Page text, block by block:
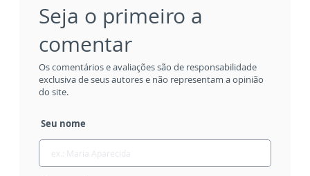
Seja o primeiro a
comentar
Os comentários e avaliações são de responsabilidade
exclusiva de seus autores e não representam a opinião
do site.
Seu nome